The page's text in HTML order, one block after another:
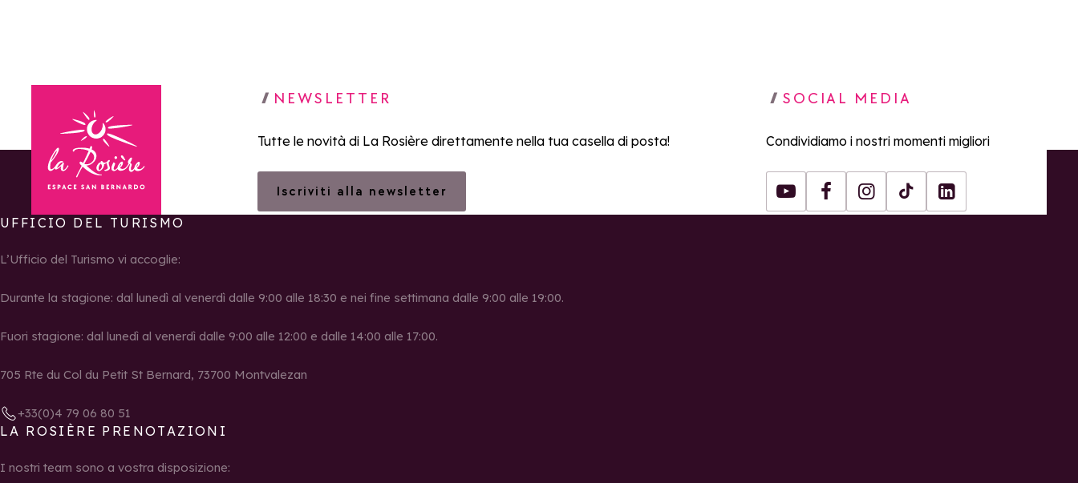
Torna alla home page
NEWSLETTER
Tutte le novità di La Rosière direttamente nella tua casella di posta!
Iscriviti alla newsletter
SOCIAL MEDIA
Condividiamo i nostri momenti migliori
Youtube FacebookInstagram
Tiktok
LinkedIn
UFFICIO DEL TURISMO
L’Ufficio del Turismo vi accoglie:
Durante la stagione: dal lunedì al venerdì dalle 9:00 alle 18:30 e nei fine settimana dalle 9:00 alle 19:00.
Fuori stagione: dal lunedì al venerdì dalle 9:00 alle 12:00 e dalle 14:00 alle 17:00.
705 Rte du Col du Petit St Bernard, 73700 Montvalezan
+33(0)4 79 06 80 51
LA ROSIÈRE PRENOTAZIONI
I nostri team sono a vostra disposizione: